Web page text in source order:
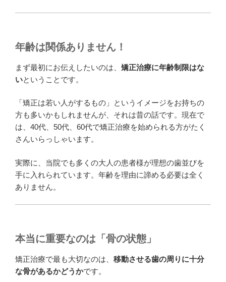
年齢は関係ありません！
まず最初にお伝えしたいのは、 矯正治療に年齢制限はな
いということです。
「矯正は若い人がするもの」というイメージをお持ちの
方も多いかもしれませんが、それは昔の話です。現在で
は、40代、50代、60代で矯正治療を始められる方がたく
さんいらっしゃいます。
実際に、当院でも多くの大人の患者様が理想の歯並びを
手に入れられています。年齢を理由に諦める必要は全く
ありません。
本当に重要なのは「骨の状態」
矯正治療で最も大切なのは、 移動させる歯の周りに十分
な骨があるかどうかです。